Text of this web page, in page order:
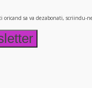
sa va dezabonati, scriindu-